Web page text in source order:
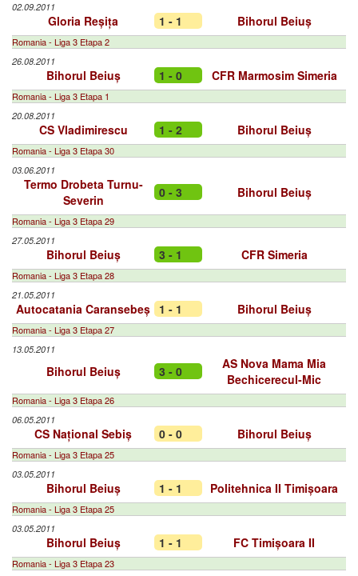
02.09.2011
Gloria Reșița 1 - 1 Bihorul Beiuș
Romania - Liga 3 Etapa 2
26.08.2011
Bihorul Beiuș 1 - 0 CFR Marmosim Simeria
Romania - Liga 3 Etapa 1
20.08.2011
CS Vladimirescu 1 - 2 Bihorul Beiuș
Romania - Liga 3 Etapa 30
03.06.2011
Termo Drobeta Turnu-
Severin
0 - 3 Bihorul Beiuș
Romania - Liga 3 Etapa 29
27.05.2011
Bihorul Beiuș 3 - 1 CFR Simeria
Romania - Liga 3 Etapa 28
21.05.2011
Autocatania Caransebeș 1 - 1 Bihorul Beiuș
Romania - Liga 3 Etapa 27
13.05.2011
Bihorul Beiuș 3 - 0
AS Nova Mama Mia
Bechicerecul-Mic
Romania - Liga 3 Etapa 26
06.05.2011
CS Național Sebiș 0 - 0 Bihorul Beiuș
Romania - Liga 3 Etapa 25
03.05.2011
Bihorul Beiuș 1 - 1 Politehnica II Timișoara
Romania - Liga 3 Etapa 25
03.05.2011
Bihorul Beiuș 1 - 1 FC Timișoara II
Romania - Liga 3 Etapa 23